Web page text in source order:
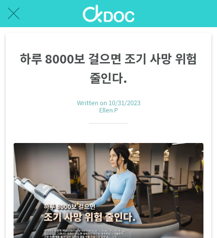
하루 8000보 걸으면 조기 사망 위험
줄인다.
Written on 10/31/2023
Ellen P